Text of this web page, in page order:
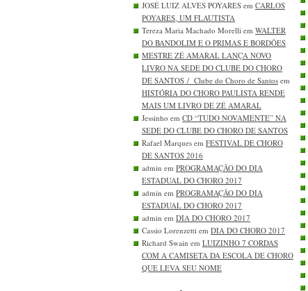
JOSÉ LUIZ ALVES POYARES em CARLOS
POYARES, UM FLAUTISTA
Tereza Maria Machado Morelli em WALTER
DO BANDOLIM E O PRIMAS E BORDÕES
MESTRE ZÉ AMARAL LANÇA NOVO
LIVRO NA SEDE DO CLUBE DO CHORO
DE SANTOS / Clube do Choro de Santos em
HISTÓRIA DO CHORO PAULISTA RENDE
MAIS UM LIVRO DE ZÉ AMARAL
Jessinho em CD “TUDO NOVAMENTE” NA
SEDE DO CLUBE DO CHORO DE SANTOS
Rafael Marques em FESTIVAL DE CHORO
DE SANTOS 2016
admin em PROGRAMAÇÃO DO DIA
ESTADUAL DO CHORO 2017
admin em PROGRAMAÇÃO DO DIA
ESTADUAL DO CHORO 2017
admin em DIA DO CHORO 2017
Cassio Lorenzetti em DIA DO CHORO 2017
Richard Swain em LUIZINHO 7 CORDAS
COM A CAMISETA DA ESCOLA DE CHORO
QUE LEVA SEU NOME